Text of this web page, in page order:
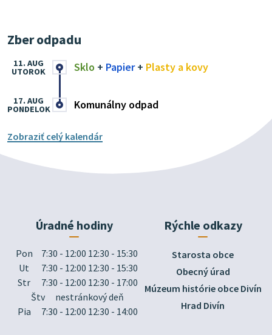
Zber odpadu
Sklo + Papier+ Plasty a kovy
11. AUG
UTOROK
Komunálny odpad
17. AUG
PONDELOK
Zobraziť celý kalendár
Úradné hodiny
Pon
7:30 - 12:00 12:30 - 15:30
Ut
7:30 - 12:00 12:30 - 15:30
Str
7:30 - 12:00 12:30 - 17:00
Štv
nestránkový deň
Pia
7:30 - 12:00 12:30 - 14:00
Rýchle odkazy
Starosta obce
Obecný úrad
Múzeum histórie obce Divín
Hrad Divín